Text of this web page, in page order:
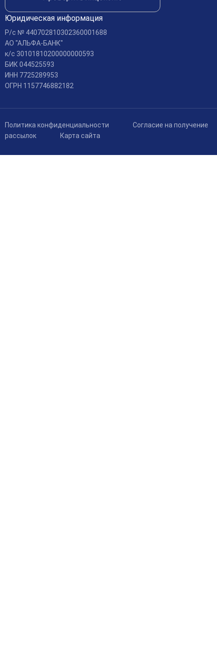
Юридическая информация
Р/c № 440702810302360001688
АО "АЛЬФА-БАНК"
к/c 30101810200000000593
БИК 044525593
ИНН 7725289953
ОГРН 1157746882182
Политика конфиденциальности
Согласие на получение
рассылок
Карта сайта